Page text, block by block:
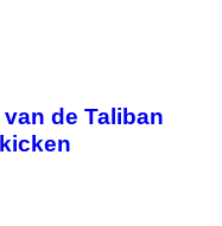
de Taliban